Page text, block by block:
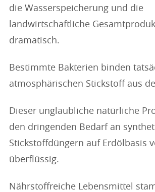
die Wasserspeicherung und die
landwirtschaftliche
dramatisch.
Bestimmte Bakterien binden
atmosphärischen Stickstoff aus
Dieser unglaubliche natürliche
den dringenden Bedarf an
Stickstoffdüngern auf Erdölbasis
überflüssig.
Nährstoffreiche Lebensmittel